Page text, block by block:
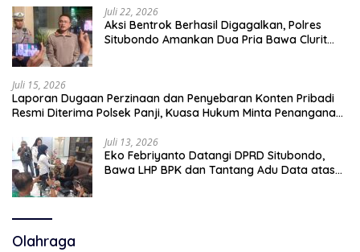
Juli 22, 2026
Aksi Bentrok Berhasil Digagalkan, Polres
Situbondo Amankan Dua Pria Bawa Clurit
Juli 15, 2026
Laporan Dugaan Perzinaan dan Penyebaran Konten Pribadi
Resmi Diterima Polsek Panji, Kuasa Hukum Minta Penanganan
Juli 13, 2026
Eko Febriyanto Datangi DPRD Situbondo,
Bawa LHP BPK dan Tantang Adu Data atas
Olahraga